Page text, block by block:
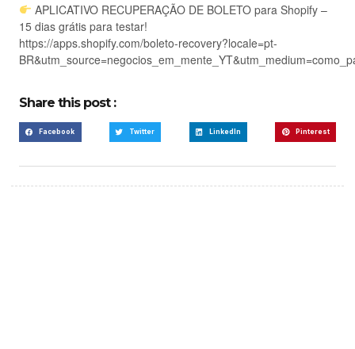
APLICATIVO RECUPERAÇÃO DE BOLETO para Shopify –
15 dias grátis para testar!
https://apps.shopify.com/boleto-recovery?locale=pt-
Share this post :
Facebook Twitter LinkedIn Pinterest